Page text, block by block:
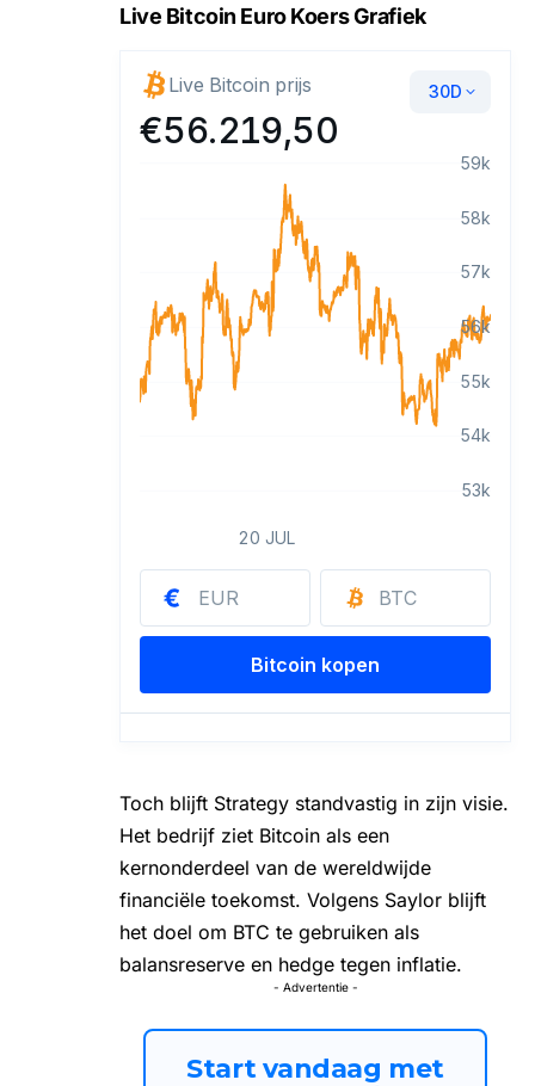
Live Bitcoin Euro Koers Grafiek
Toch blijft Strategy standvastig in zijn visie.
Het bedrijf ziet Bitcoin als een
kernonderdeel van de wereldwijde
financiële toekomst. Volgens Saylor blijft
het doel om BTC te gebruiken als
balansreserve en hedge tegen inflatie.
- Advertentie -
Start vandaag met